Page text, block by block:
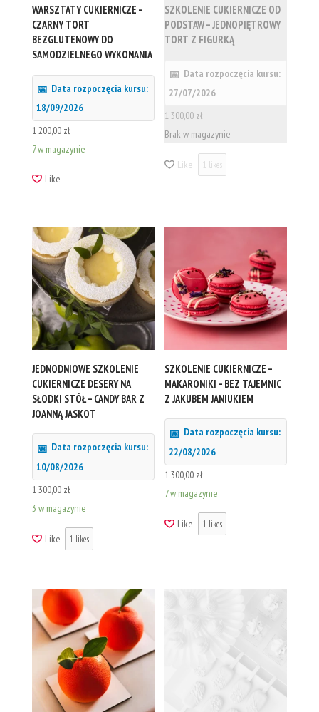
WARSZTATY CUKIERNICZE –
CZARNY TORT
BEZGLUTENOWY DO
SAMODZIELNEGO WYKONANIA
Data rozpoczęcia kursu:
18/09/2026
1 200,00 zł
7 w magazynie
Like
SZKOLENIE CUKIERNICZE OD
PODSTAW – JEDNOPIĘTROWY
TORT Z FIGURKĄ
Data rozpoczęcia kursu:
27/07/2026
1 300,00 zł
Brak w magazynie
Like 1 likes
JEDNODNIOWE SZKOLENIE
CUKIERNICZE DESERY NA
SŁODKI STÓŁ – CANDY BAR Z
JOANNĄ JASKOT
Data rozpoczęcia kursu:
10/08/2026
1 300,00 zł
3 w magazynie
Like 1 likes
SZKOLENIE CUKIERNICZE –
MAKARONIKI – BEZ TAJEMNIC
Z JAKUBEM JANIUKIEM
Data rozpoczęcia kursu:
22/08/2026
1 300,00 zł
7 w magazynie
Like 1 likes